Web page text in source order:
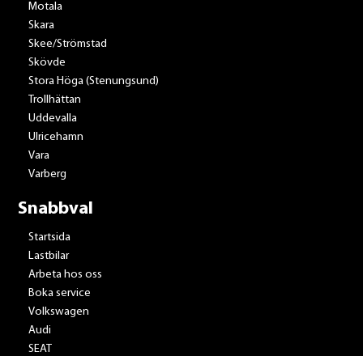
Motala
Skara
Skee/Strömstad
Skövde
Stora Höga (Stenungsund)
Trollhättan
Uddevalla
Ulricehamn
Vara
Varberg
Snabbval
Startsida
Lastbilar
Arbeta hos oss
Boka service
Volkswagen
Audi
SEAT